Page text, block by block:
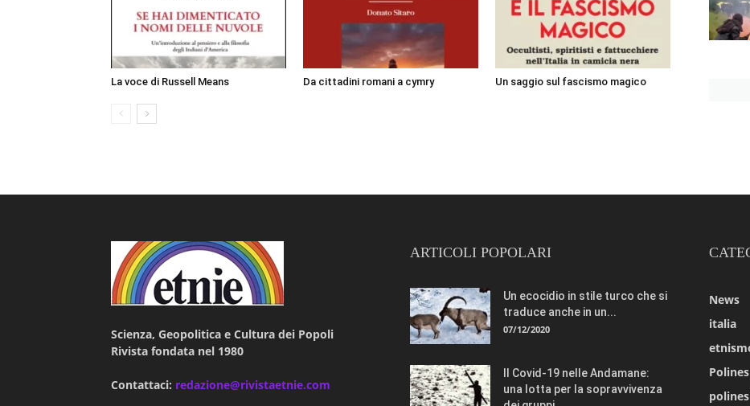
La voce di Russell Means Da cittadini romani a cymry Un saggio sul fascismo magico
Scienza, Geopolitica e Cultura dei Popoli
Rivista fondata nel 1980
Contattaci: redazione@rivistaetnie.com
ARTICOLI POPOLARI
Un ecocidio in stile turco che si
traduce anche in un...
07/12/2020
Il Covid-19 nelle Andamane:
una lotta per la sopravvivenza
News
italia